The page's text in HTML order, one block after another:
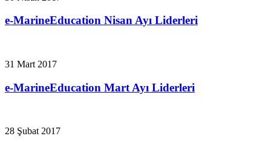
e-MarineEducation Nisan Ayı Liderleri
31 Mart 2017
e-MarineEducation Mart Ayı Liderleri
28 Şubat 2017